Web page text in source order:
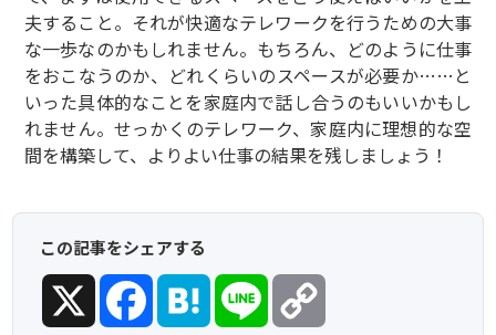
夫すること。それが快適なテレワークを行うための大事
な一歩なのかもしれません。もちろん、どのように仕事
をおこなうのか、どれくらいのスペースが必要か……と
いった具体的なことを家庭内で話し合うのもいいかもし
れません。せっかくのテレワーク、家庭内に理想的な空
間を構築して、よりよい仕事の結果を残しましょう！
この記事をシェアする
X FacebookHatenaLine